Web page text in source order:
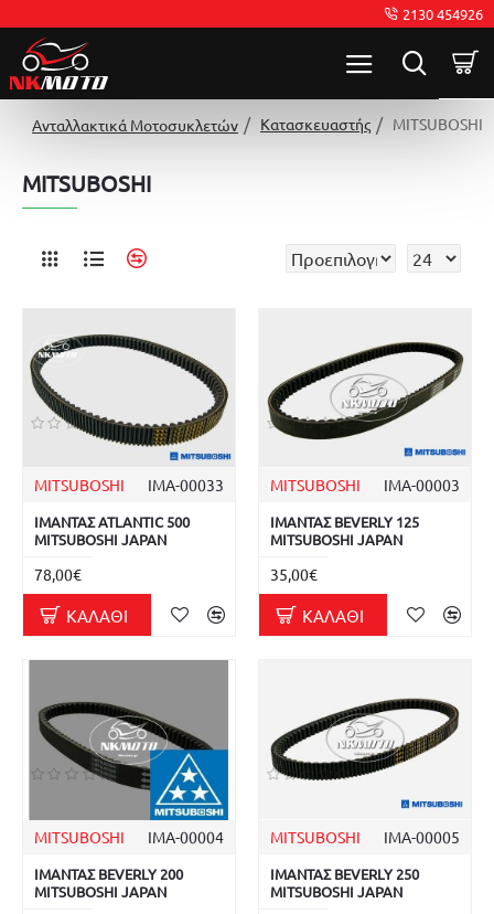
2130 454926
Ανταλλακτικά Μοτοσυκλετών Κατασκευαστής MITSUBOSHI
MITSUBOSHI
MITSUBOSHI ΙΜΑ-00033
ΙΜΑΝΤΑΣ ATLANTIC 500
MITSUBOSHI JAPAN
78,00€
ΚΑΛΆΘΙ
MITSUBOSHI ΙΜΑ-00003
ΙΜΑΝΤΑΣ BEVERLY 125
MITSUBOSHI JAPAN
35,00€
ΚΑΛΆΘΙ
MITSUBOSHI ΙΜΑ-00004
ΙΜΑΝΤΑΣ BEVERLY 200
MITSUBOSHI JAPAN
MITSUBOSHI ΙΜΑ-00005
ΙΜΑΝΤΑΣ BEVERLY 250
MITSUBOSHI JAPAN